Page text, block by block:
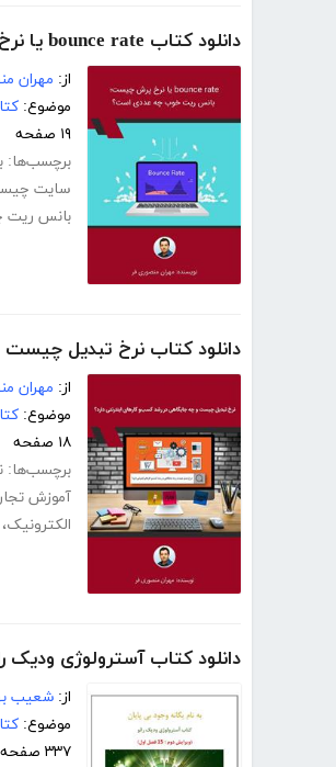
دانلود کتاب bounce rate یا نرخ پرش چیست؛ بانس ریت خوب چه عددی است؟
از: مهران
موضوع:
۱۹ صفحه
برچسب‌ها:
سایت
بانس
دانلود کتاب نرخ تبدیل چیست
از: مهران
موضوع:
۱۸ صفحه
برچسب‌ها:
آموزش
الکترونیک،
دانلود کتاب آسترولوژی ودیک
از: شعیب
موضوع:
۳۳۷ صفحه